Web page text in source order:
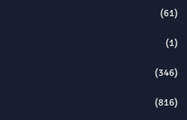
(61)
(1)
(346)
(816)